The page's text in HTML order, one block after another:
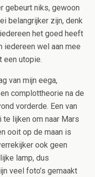
gebeurt niks, gewoon
belangrijker zijn, denk
het goed heeft
iedereen wel aan mee
een utopie.
van mijn eega,
complottheorie na de
vorderde. Een van
lijken om naar Mars
ooit op de maan is
ook geen
lamp, dus
veel foto’s gemaakt